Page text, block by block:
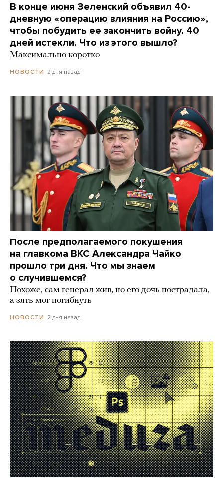
В конце июня Зеленский объявил 40-
дневную «операцию влияния на Россию»,
чтобы побудить ее закончить войну. 40
дней истекли. Что из этого вышло?
Максимально коротко
НОВОСТИ 2 дня назад
После предполагаемого покушения
на главкома ВКС Александра Чайко
прошло три дня. Что мы знаем
о случившемся?
Похоже, сам генерал жив, но его дочь пострадала,
а зять мог погибнуть
НОВОСТИ 2 дня назад